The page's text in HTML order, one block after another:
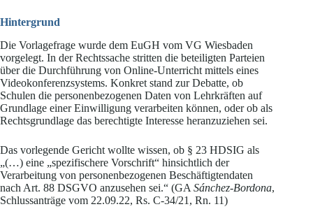
Hintergrund
Die Vorlagefrage wurde dem EuGH vom VG Wiesbaden
vorgelegt. In der Rechtssache stritten die beteiligten Parteien
über die Durchführung von Online-Unterricht mittels eines
Videokonferenzsystems. Konkret stand zur Debatte, ob
Schulen die personenbezogenen Daten von Lehrkräften auf
Grundlage einer Einwilligung verarbeiten können, oder ob als
Rechtsgrundlage das berechtigte Interesse heranzuziehen sei.
Das vorlegende Gericht wollte wissen, ob § 23 HDSIG als
„(…) eine „spezifischere Vorschrift“ hinsichtlich der
Verarbeitung von personenbezogenen Beschäftigtendaten
nach Art. 88 DSGVO anzusehen sei.“ (GA Sánchez-Bordona,
Schlussanträge vom 22.09.22, Rs. C-34/21, Rn. 11)